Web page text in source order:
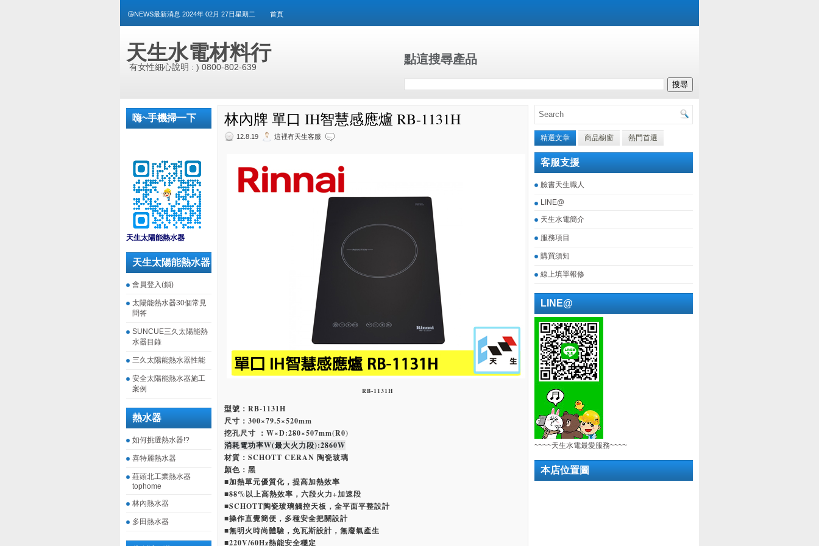
😘NEWS最新消息 2024年 02月 27日星期二 首頁
天生水電材料行
有女性細心說明 : ) 0800-802-639
點這搜尋產品
嗨~手機掃一下
天生太陽能熱水器
天生太陽能熱水器
會員登入(鎖)
太陽能熱水器30個常見
問答
SUNCUE三久太陽能熱
水器目錄
三久太陽能熱水器性能
安全太陽能熱水器施工
案例
熱水器
如何挑選熱水器!?
喜特麗熱水器
莊頭北工業熱水器
tophome
林內熱水器
多田熱水器
林內牌 單口 IH智慧感應爐 RB-1131H
12.8.19 這裡有天生客服
RB-1131H
型號：RB-1131H
尺寸：300×79.5×520mm
挖孔尺寸 ：W×D:280×507mm(R0)
消耗電功率W(最大火力段):2860W
材質：SCHOTT CERAN 陶瓷玻璃
顏色：黑
■加熱單元優質化，提高加熱效率
■88%以上高熱效率， 六段火力+加速段
■SCHOTT陶瓷玻璃觸控天板，全平面平整設計
■操作直覺簡便，多種安全把關設計
■無明火時尚體驗，免瓦斯設計，無廢氣產生
■220V/60Hz熱能安全穩定
精選文章 商品櫥窗 熱門首選
客服支援
臉書天生職人
LINE@
天生水電簡介
服務項目
購買須知
線上填單報修
LINE@
~~~~天生水電最愛服務~~~~
本店位置圖